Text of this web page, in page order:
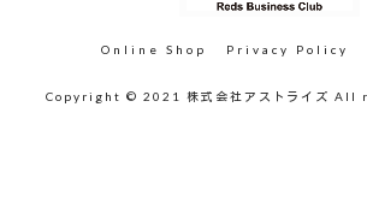
Online Shop Privacy Policy
Copyright © 2021 株式会社アストライズ All